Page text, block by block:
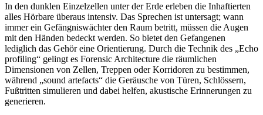
In den dunklen Einzelzellen unter der Erde erleben die Inhaftierten
alles Hörbare überaus intensiv. Das Sprechen ist untersagt; wann
immer ein Gefängniswächter den Raum betritt, müssen die Augen
mit den Händen bedeckt werden. So bietet den Gefangenen
lediglich das Gehör eine Orientierung. Durch die Technik des „Echo
profiling“ gelingt es Forensic Architecture die räumlichen
Dimensionen von Zellen, Treppen oder Korridoren zu bestimmen,
während „sound artefacts“ die Geräusche von Türen, Schlössern,
Fußtritten simulieren und dabei helfen, akustische Erinnerungen zu
generieren.